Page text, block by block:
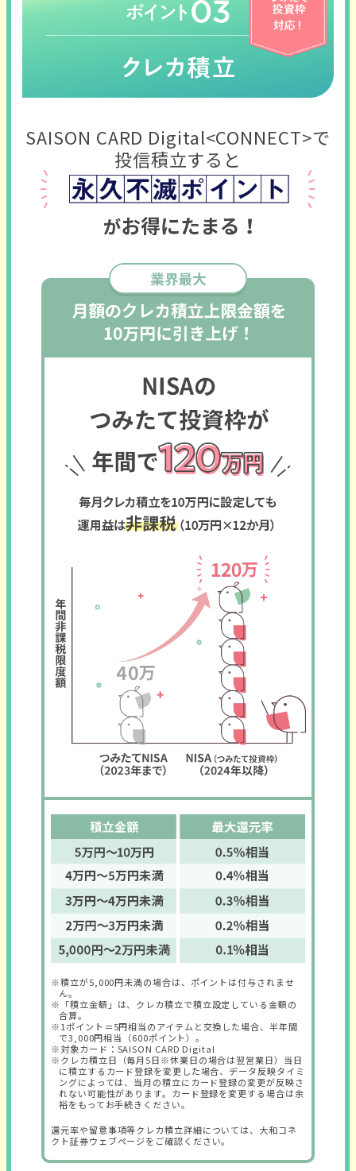
SAISON CARD Digital<CONNECT>で
投信積立すると
※積立が5,000円未満の場合は、ポイントは付与されませ
ん。
※「積立金額」は、クレカ積立で積立設定している金額の
合算。
※1ポイント＝5円相当のアイテムと交換した場合、半年間
で3,000円相当（600ポイント）。
※対象カード：SAISON CARD Digital
※クレカ積立日（毎月5日※休業日の場合は翌営業日）当日
に積立するカード登録を変更した場合、データ反映タイミ
ングによっては、当月の積立にカード登録の変更が反映さ
れない可能性があります。カード登録を変更する場合は余
裕をもってお手続きください。
還元率や留意事項等クレカ積立詳細については、大和コネ
クト証券ウェブページをご確認ください。